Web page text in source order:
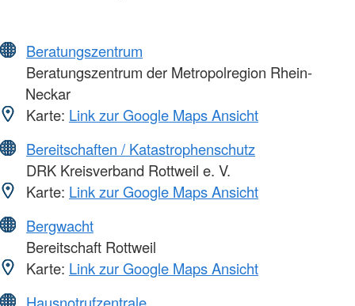
Beratungszentrum
Beratungszentrum der Metropolregion Rhein-
Neckar
Karte: Link zur Google Maps Ansicht
Bereitschaften / Katastrophenschutz
DRK Kreisverband Rottweil e. V.
Karte: Link zur Google Maps Ansicht
Bergwacht
Bereitschaft Rottweil
Karte: Link zur Google Maps Ansicht